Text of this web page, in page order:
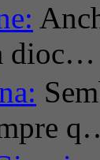
dioc…